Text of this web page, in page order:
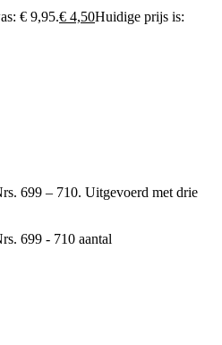
€ 9,95.€ 4,50Huidige prijs is:
699 – 710. Uitgevoerd met drie
699 - 710 aantal